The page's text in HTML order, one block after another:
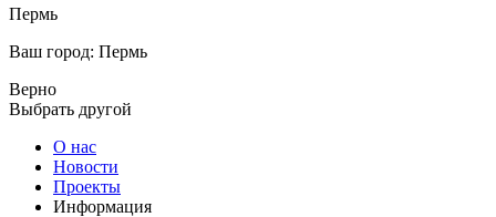
Пермь
Ваш город: Пермь
Верно
Выбрать другой
О нас
Новости
Проекты
Информация